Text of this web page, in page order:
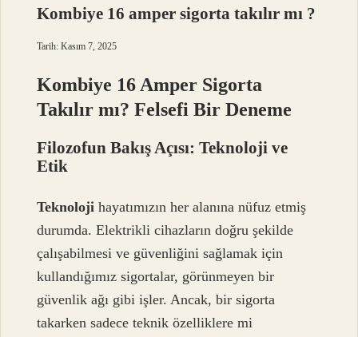
Kombiye 16 amper sigorta takılır mı ?
Tarih: Kasım 7, 2025
Kombiye 16 Amper Sigorta
Takılır mı? Felsefi Bir Deneme
Filozofun Bakış Açısı: Teknoloji ve
Etik
Teknoloji hayatımızın her alanına nüfuz etmiş
durumda. Elektrikli cihazların doğru şekilde
çalışabilmesi ve güvenliğini sağlamak için
kullandığımız sigortalar, görünmeyen bir
güvenlik ağı gibi işler. Ancak, bir sigorta
takarken sadece teknik özelliklere mi